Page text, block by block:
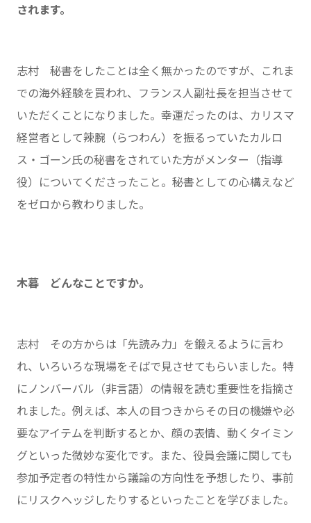
されます。
志村 秘書をしたことは全く無かったのですが、これま
での海外経験を買われ、フランス人副社長を担当させて
いただくことになりました。幸運だったのは、カリスマ
経営者として辣腕（らつわん）を振るっていたカルロ
ス・ゴーン氏の秘書をされていた方がメンター（指導
役）についてくださったこと。秘書としての心構えなど
をゼロから教わりました。
木暮 どんなことですか。
志村 その方からは「先読み力」を鍛えるように言わ
れ、いろいろな現場をそばで見させてもらいました。特
にノンバーバル（非言語）の情報を読む重要性を指摘さ
れました。例えば、本人の目つきからその日の機嫌や必
要なアイテムを判断するとか、顔の表情、動くタイミン
グといった微妙な変化です。また、役員会議に関しても
参加予定者の特性から議論の方向性を予想したり、事前
にリスクヘッジしたりするといったことを学びました。